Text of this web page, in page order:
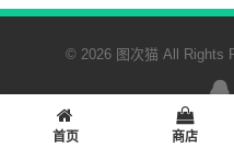
© 2026 图次猫 All Rights
首页 商店